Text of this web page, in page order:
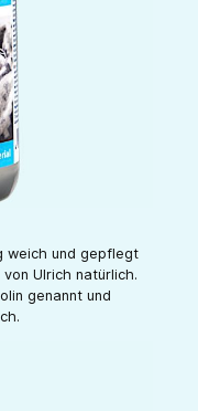
weich und gepflegt
Ulrich natürlich.
genannt und